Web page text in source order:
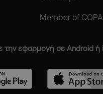
Member of COPA
την εφαρμογή σε Android ή